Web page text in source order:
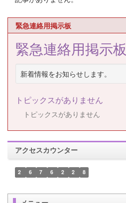
緊急連絡用掲示板
緊急連絡用掲示板
新着情報をお知らせします。
トピックスがありません
トピックスがありません
アクセスカウンター
2 6 7 6 2 2 8